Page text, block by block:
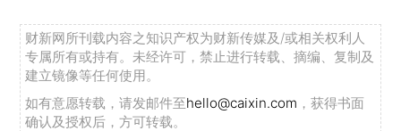
财新网所刊载内容之知识产权为财新传媒及/或相关权利人
专属所有或持有。未经许可，禁止进行转载、摘编、复制及
建立镜像等任何使用。
如有意愿转载，请发邮件至hello@caixin.com ，获得书面
确认及授权后，方可转载。